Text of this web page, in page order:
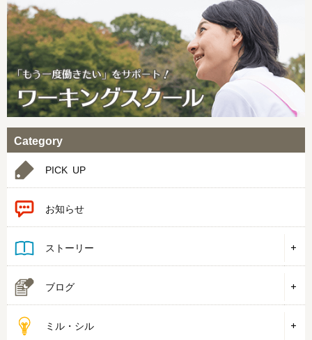
Category
PICK UP
お知らせ
ストーリー
ブログ
ミル・シル